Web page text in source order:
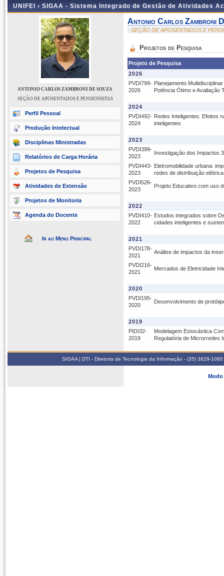
UNIFEI › SIGAA - Sistema Integrado de Gestão de Atividades
ANTONIO CARLOS ZAMBRONI DE SOUZA
SEÇÃO DE APOSENTADOS E PENSIONISTAS
Perfil Pessoal
Produção Intelectual
Disciplinas Ministradas
Relatórios de Carga Horária
Projetos de Pesquisa
Atividades de Extensão
Projetos de Monitoria
Agenda do Docente
Ir ao Menu Principal
Antonio Carlos Zambroni
- SEÇÃO DE APOSENTADOS E
Projetos de Pesquisa
Projeto de Pesquisa
2026
PVDI799-
2026
Planejamento
Potência Ótimo e Avaliação
2024
PVDI492-
2024
Redes Inteligentes: Efeitos
inteligentes
2023
PVDI399-
2023
Investigação dos Impactos
PVDI443-
2023
Eletromobilidade urbana:
redes de distribuição
PVDI526-
2023
Projeto Educativo com uso
2022
PVDI410-
2022
Estudos integrados sobre
cidades inteligentes e
2021
PVDI178-
2021
Análise de impactos da
PVDI216-
2021
Mercados de Eletricidade
2020
PVDI195-
2020
Desenvolvimento de
2019
PIDI32-
2019
Modelagem Estocástica
Regulatória de Microrredes
SIGAA | DTI - Diretoria de Tecnologia da Informação - (35) 3629-
Modo